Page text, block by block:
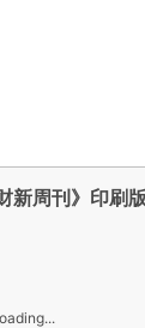
新周刊》印刷版